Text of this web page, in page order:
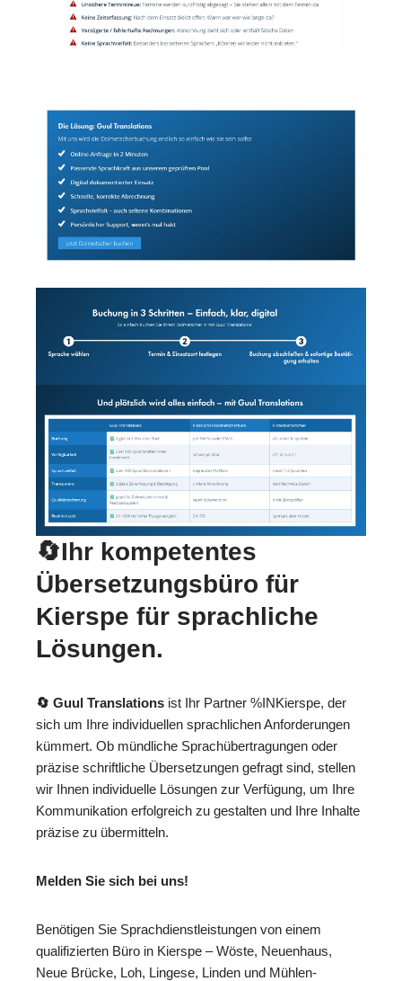
🔄Ihr kompetentes
Übersetzungsbüro für
Kierspe für sprachliche
Lösungen.
🔄 Guul Translations ist Ihr Partner %INKierspe, der
sich um Ihre individuellen sprachlichen Anforderungen
kümmert. Ob mündliche Sprachübertragungen oder
präzise schriftliche Übersetzungen gefragt sind, stellen
wir Ihnen individuelle Lösungen zur Verfügung, um Ihre
Kommunikation erfolgreich zu gestalten und Ihre Inhalte
präzise zu übermitteln.
Melden Sie sich bei uns!
Benötigen Sie Sprachdienstleistungen von einem
qualifizierten Büro in Kierspe – Wöste, Neuenhaus,
Neue Brücke, Loh, Lingese, Linden und Mühlen-